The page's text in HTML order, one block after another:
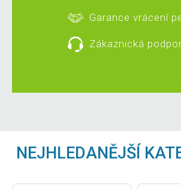
Garance vrácení
Zákaznická
NEJHLEDANĚJŠÍ